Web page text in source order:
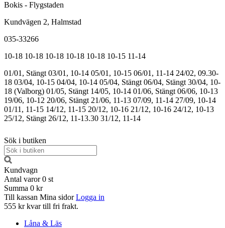
Bokis - Flygstaden
Kundvägen 2, Halmstad
035-33266
10-18 10-18 10-18 10-18 10-18 10-15 11-14
01/01, Stängt 03/01, 10-14 05/01, 10-15 06/01, 11-14 24/02, 09.30-
18 03/04, 10-15 04/04, 10-14 05/04, Stängt 06/04, Stängt 30/04, 10-
18 (Valborg) 01/05, Stängt 14/05, 10-14 01/06, Stängt 06/06, 10-13
19/06, 10-12 20/06, Stängt 21/06, 11-13 07/09, 11-14 27/09, 10-14
01/11, 11-15 14/12, 11-15 20/12, 10-16 21/12, 10-16 24/12, 10-13
25/12, Stängt 26/12, 11-13.30 31/12, 11-14
Sök i butiken
Kundvagn
Antal varor 0 st
Summa 0 kr
Till kassan Mina sidor Logga in
555 kr kvar till fri frakt.
Låna & Läs